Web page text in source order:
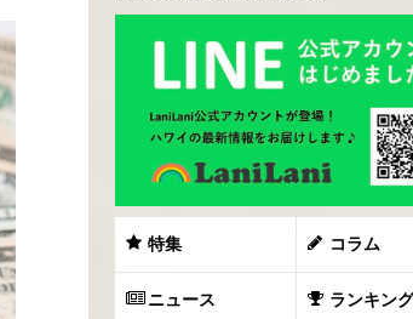
特集 コラム
ニュース ランキング